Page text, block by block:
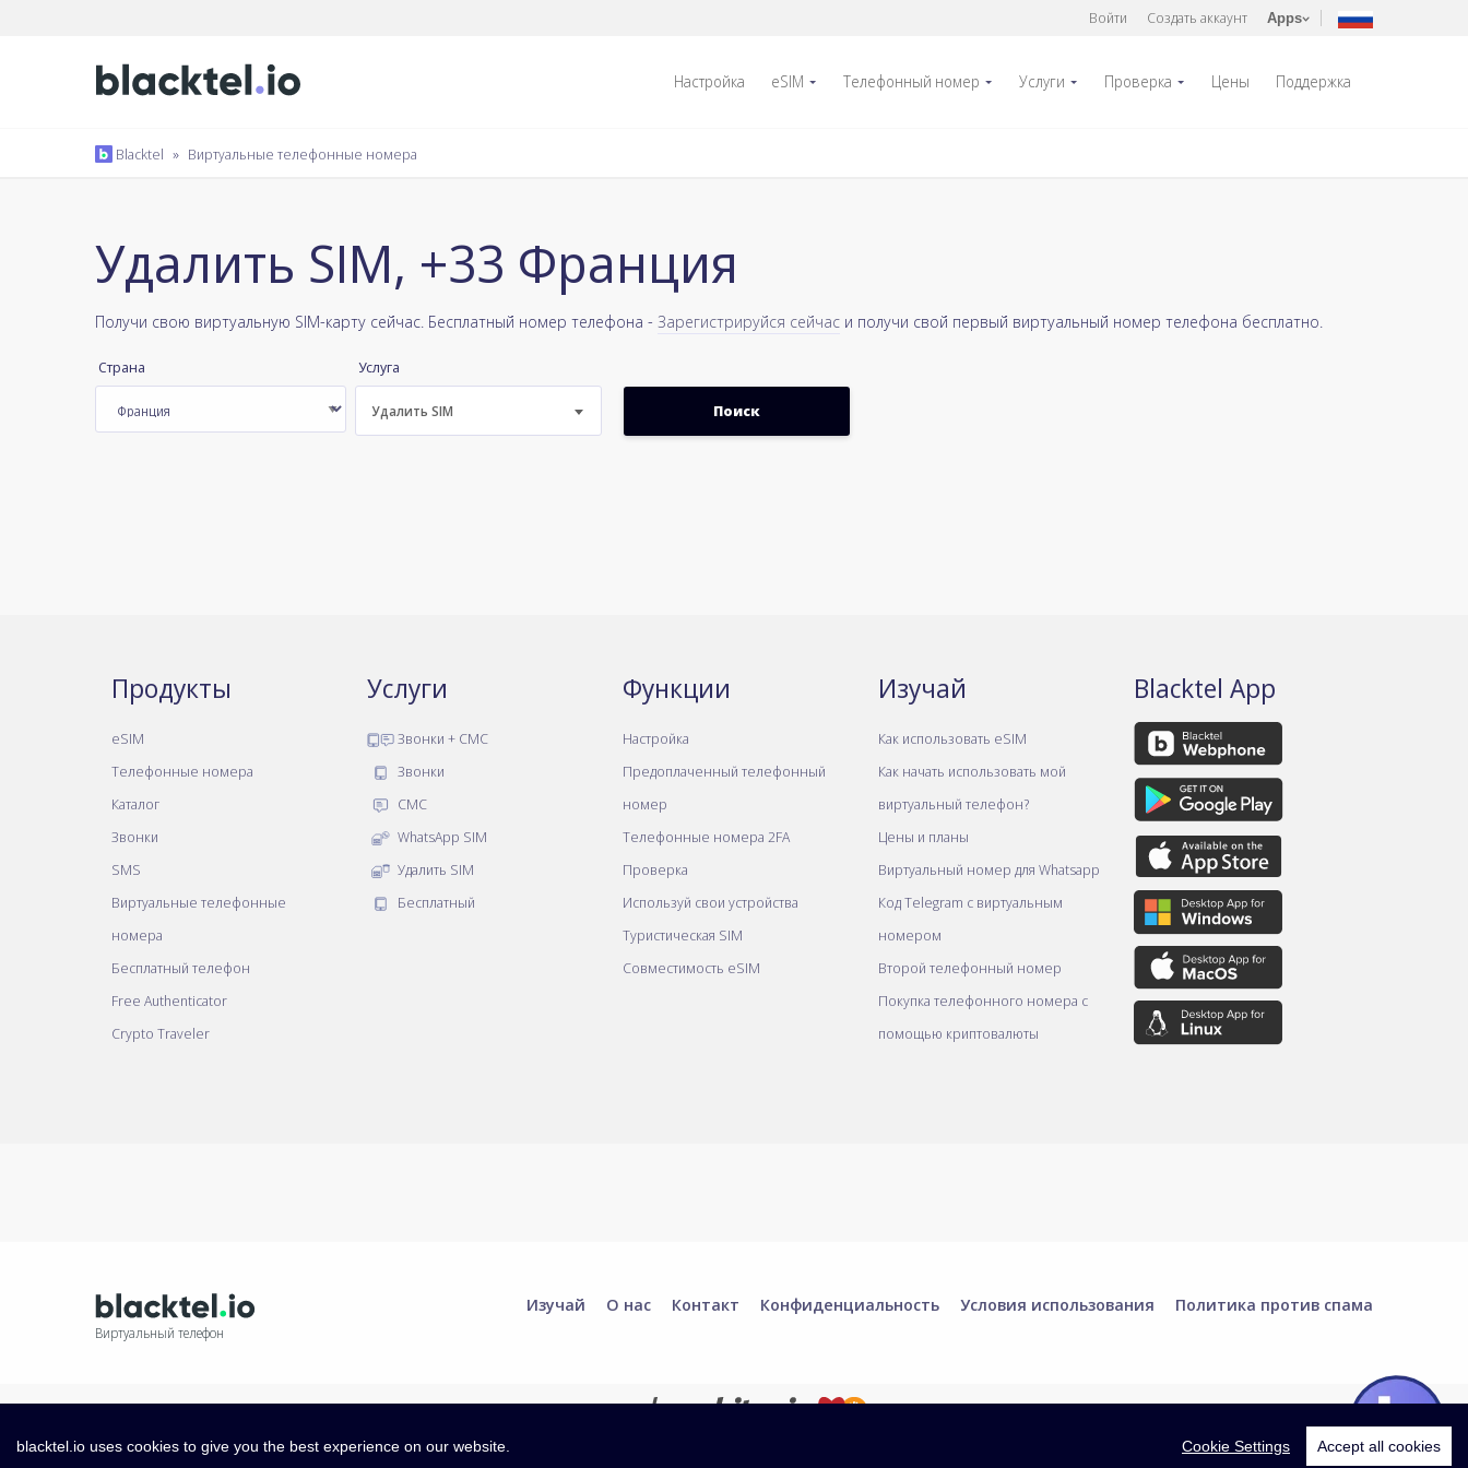
Войти Создать аккаунт Apps
Настройка eSIM Телефонный номер Услуги Проверка Цены Поддержка
Blacktel » Виртуальные телефонные номера
Удалить SIM, +33 Франция
Получи свою виртуальную SIM-карту сейчас. Бесплатный номер телефона - Зарегистрируйся сейчас и получи свой первый виртуальный номер телефона бесплатно.
Страна Услуга
Удалить SIM
Продукты
eSIM
Телефонные номера
Каталог
Звонки
SMS
Виртуальные телефонные
номера
Бесплатный телефон
Free Authenticator
Crypto Traveler
Услуги
Звонки + СМС
Звонки
СМС
WhatsApp SIM
Удалить SIM
Бесплатный
Функции
Настройка
Предоплаченный телефонный
номер
Телефонные номера 2FA
Проверка
Используй свои устройства
Туристическая SIM
Совместимость eSIM
Изучай
Как использовать eSIM
Как начать использовать мой
виртуальный телефон?
Цены и планы
Виртуальный номер для Whatsapp
Код Telegram с виртуальным
номером
Второй телефонный номер
Покупка телефонного номера с
помощью криптовалюты
Blacktel App
Виртуальный телефон
Изучай О нас Контакт Конфиденциальность Условия использования Политика против спама
blacktel.io uses cookies to give you the best experience on our website. Cookie Settings Accept all cookies